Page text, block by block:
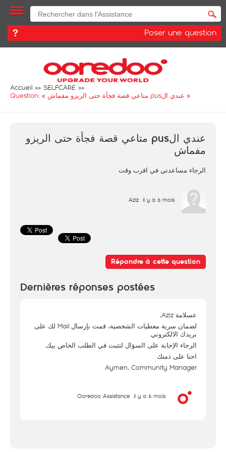
Poser une question
Accueil
SELFCARE
Question: «
عندي الpus متاعي قصة فجأة حتى الريزو مفماش »
عندي الpus متاعي قصة فجأة حتى الريزو
مفماش
الرجاء مساعدتي في اقرب وقت
Aziz il y a 6 mois
Répondre à cette question
Dernières réponses postées
عسلامة Aziz,
لضمان سرية معطيات الشخصية، قمت بإرسال Mail لك على
بريدك الالكتروني.
الرجاء الإجابة على السؤال لتثبت في الطلب الخاص بيك.
احنا على ذمتك
Aymen, Community Manager
Ooredoo Assistance il y a 6 mois